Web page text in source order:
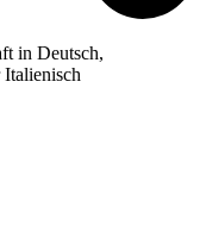
in Deutsch,
Italienisch